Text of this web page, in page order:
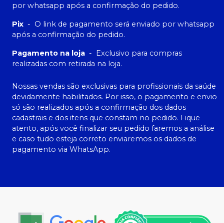
por whatsapp após a confirmação do pedido.
Pix - O link de pagamento será enviado por whatsapp
após a confirmação do pedido.
Pagamento na loja - Exclusivo para compras
realizadas com retirada na loja.
Nossas vendas são exclusivas para profissionais da saúde
devidamente habilitados. Por isso, o pagamento e envio
só são realizados após a confirmação dos dados
cadastrais e dos itens que constam no pedido. Fique
atento, após você finalizar seu pedido faremos a análise
e caso tudo esteja correto enviaremos os dados de
pagamento via WhatsApp.